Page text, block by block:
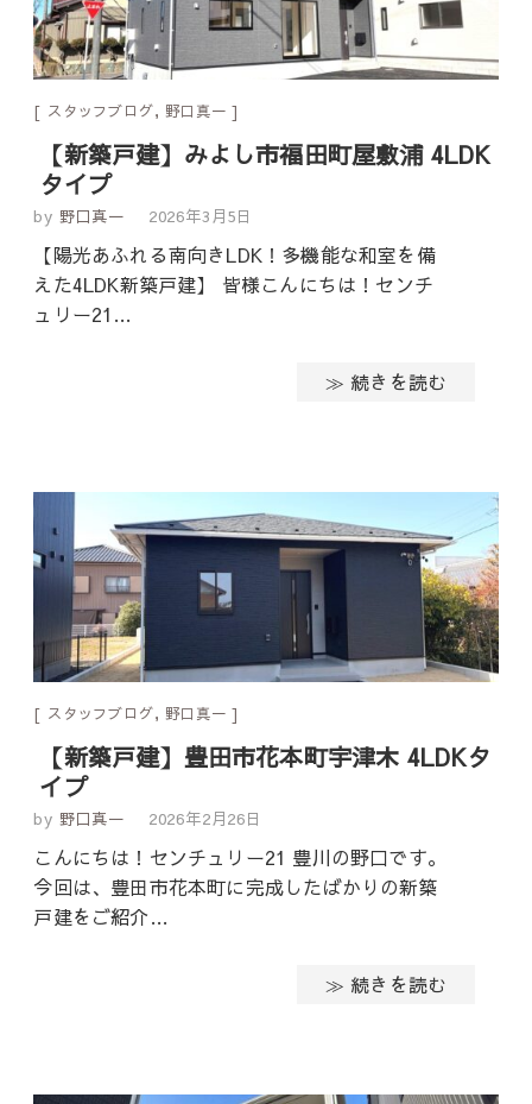
スタッフブログ, 野口真一
【新築戸建】みよし市福田町屋敷浦 4LDK
タイプ
by 野口真一 2026年3月5日
【陽光あふれる南向きLDK！多機能な和室を備
えた4LDK新築戸建】 皆様こんにちは！センチ
ュリー21…
≫ 続きを読む
スタッフブログ, 野口真一
【新築戸建】豊田市花本町宇津木 4LDKタ
イプ
by 野口真一 2026年2月26日
こんにちは！センチュリー21 豊川の野口です。
今回は、豊田市花本町に完成したばかりの新築
戸建をご紹介…
≫ 続きを読む